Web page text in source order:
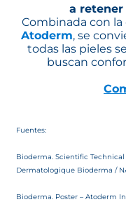
a
Combinada con
Atoderm, se
todas las pieles
buscan
Fuentes:
Bioderma. Scientific Technical
Dermatologique Bioderma /
Bioderma. Poster – Atoderm